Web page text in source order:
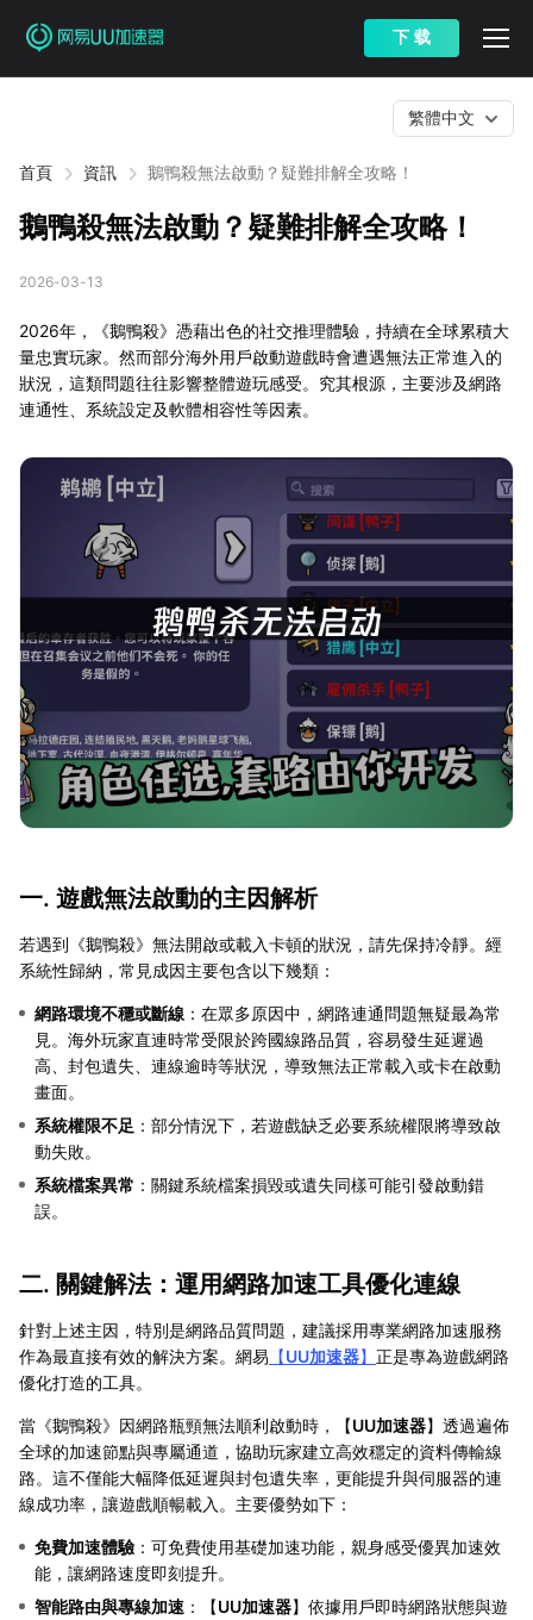
下 载
首頁 資訊 鵝鴨殺無法啟動？疑難排解全攻略！
繁體中文
鵝鴨殺無法啟動？疑難排解全攻略！
2026-03-13
2026年，《鵝鴨殺》憑藉出色的社交推理體驗，持續在全球累積大
量忠實玩家。然而部分海外用戶啟動遊戲時會遭遇無法正常進入的
狀況，這類問題往往影響整體遊玩感受。究其根源，主要涉及網路
連通性、系統設定及軟體相容性等因素。
一. 遊戲無法啟動的主因解析
若遇到《鵝鴨殺》無法開啟或載入卡頓的狀況，請先保持冷靜。經
系統性歸納，常見成因主要包含以下幾類：
網路環境不穩或斷線 ：在眾多原因中，網路連通問題無疑最為常
見。海外玩家直連時常受限於跨國線路品質，容易發生延遲過
高、封包遺失、連線逾時等狀況，導致無法正常載入或卡在啟動
畫面。
系統權限不足 ：部分情況下，若遊戲缺乏必要系統權限將導致啟
動失敗。
系統檔案異常 ：關鍵系統檔案損毀或遺失同樣可能引發啟動錯
誤。
二. 關鍵解法：運用網路加速工具優化連線
針對上述主因，特別是網路品質問題，建議採用專業網路加速服務
作為最直接有效的解決方案。網易 【UU加速器】 正是專為遊戲網路
優化打造的工具。
當《鵝鴨殺》因網路瓶頸無法順利啟動時，【UU加速器】透過遍佈
全球的加速節點與專屬通道，協助玩家建立高效穩定的資料傳輸線
路。這不僅能大幅降低延遲與封包遺失率，更能提升與伺服器的連
線成功率，讓遊戲順暢載入。主要優勢如下：
免費加速體驗 ：可免費使用基礎加速功能，親身感受優異加速效
能，讓網路速度即刻提升。
智能路由與專線加速 ：【UU加速器】依據用戶即時網路狀態與遊